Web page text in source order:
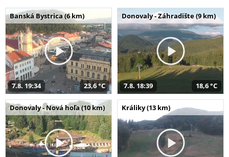
Banská Bystrica (6 km)
7.8. 19:34 23,6 °C
Donovaly - Záhradište (9 km)
7.8. 18:39 18,6 °C
Donovaly - Nová hoľa (10 km) Králiky (13 km)